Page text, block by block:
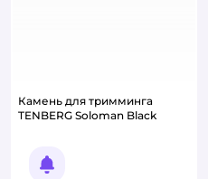
Камень для тримминга
TENBERG Soloman Black
Уведомить о появлении